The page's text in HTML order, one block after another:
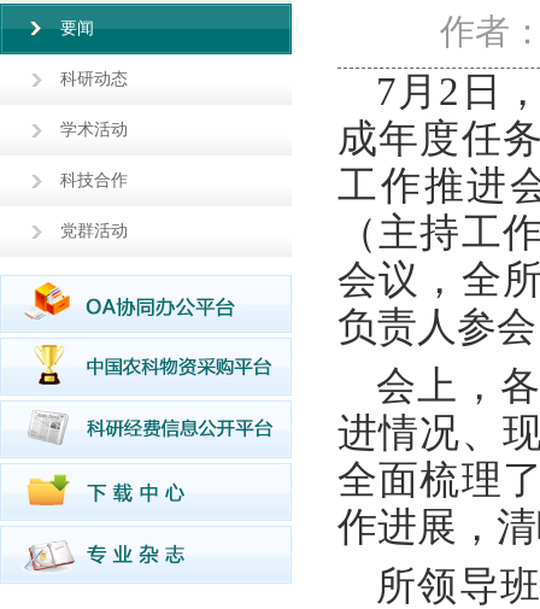
要闻
科研动态
学术活动
科技合作
党群活动
作者
7月2日
成年度任
工作推进
（主持工
会议，全
负责人参
会上，
进情况、
全面梳理
作进展，
所领导